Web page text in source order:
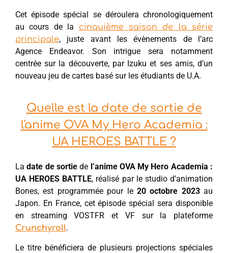
Cet épisode spécial se déroulera chronologiquement
au cours de la
cinquième saison de la série
principale, juste avant les évènements de l’arc
Agence Endeavor. Son intrigue sera notamment
centrée sur la découverte, par Izuku et ses amis, d’un
nouveau jeu de cartes basé sur les étudiants de U.A.
Quelle est la date de sortie de
l'anime OVA My Hero Academia :
UA HEROES BATTLE ?
Ladate de sortiede l’anime OVA My Hero Academia :
UA HEROES BATTLE, réalisé par le studio d’animation
Bones, est programmée pour le 20 octobre 2023au
Japon. En France, cet épisode spécial sera disponible
en streaming VOSTFR et VF sur la plateforme
Crunchyroll.
Le titre bénéficiera de plusieurs projections spéciales